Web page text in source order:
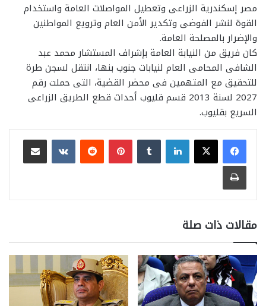
مصر إسكندرية الزراعى وتعطيل المواصلات العامة واستخدام
القوة لنشر الفوضى وتكدير الأمن العام وترويع المواطنين
والإضرار بالمصلحة العامة.
كان فريق من النيابة العامة بإشراف المستشار محمد عبد
الشافى المحامى العام لنيابات جنوب بنها، انتقل لسجن طرة
للتحقيق مع المتهمين فى محضر القضية، التى حملت رقم
2027 لسنة 2013 قسم قليوب أحداث قطع الطريق الزراعى
السريع بقليوب.
لينكدإن بينتيريست
مشاركة عبر البريد
طباعة
مقالات ذات صلة